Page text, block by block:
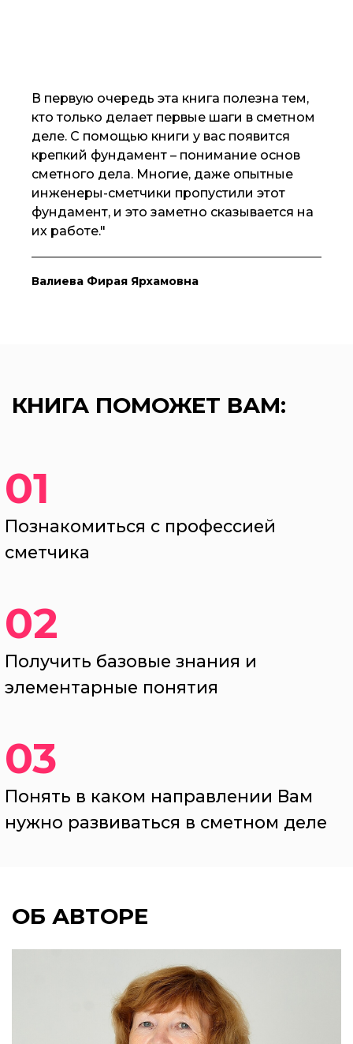
В первую очередь эта книга полезна тем,
кто только делает первые шаги в сметном
деле. С помощью книги у вас появится
крепкий фундамент – понимание основ
сметного дела. Многие, даже опытные
инженеры-сметчики пропустили этот
фундамент, и это заметно сказывается на
их работе."
Валиева Фирая Ярхамовна
КНИГА ПОМОЖЕТ ВАМ:
01
Познакомиться с профессией
сметчика
02
Получить базовые знания и
элементарные понятия
03
Понять в каком направлении Вам
нужно развиваться в сметном деле
ОБ АВТОРЕ